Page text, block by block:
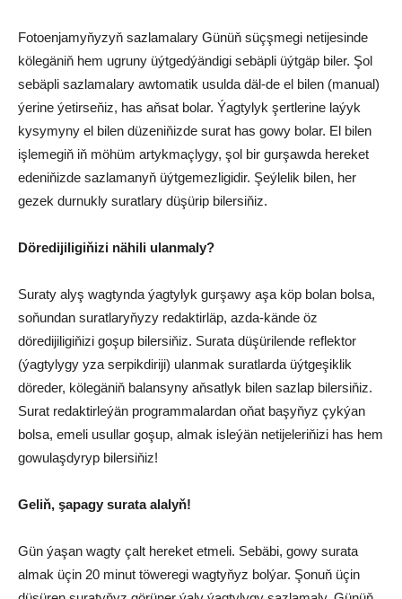
Fotoenjamyňyzyň sazlamalary Günüň süçşmegi netijesinde
kölegäniň hem ugruny üýtgedýändigi sebäpli üýtgäp biler. Şol
sebäpli sazlamalary awtomatik usulda däl-de el bilen (manual)
ýerine ýetirseňiz, has aňsat bolar. Ýagtylyk şertlerine laýyk
kysymyny el bilen düzeniňizde surat has gowy bolar. El bilen
işlemegiň iň möhüm artykmaçlygy, şol bir gurşawda hereket
edeniňizde sazlamanyň üýtgemezligidir. Şeýlelik bilen, her
gezek durnukly suratlary düşürip bilersiňiz.
Döredijiligiňizi nähili ulanmaly?
Suraty alyş wagtynda ýagtylyk gurşawy aşa köp bolan bolsa,
soňundan suratlaryňyzy redaktirläp, azda-kände öz
döredijiligiňizi goşup bilersiňiz. Surata düşürilende reflektor
(ýagtylygy yza serpikdiriji) ulanmak suratlarda üýtgeşiklik
döreder, kölegäniň balansyny aňsatlyk bilen sazlap bilersiňiz.
Surat redaktirleýän programmalardan oňat başyňyz çykýan
bolsa, emeli usullar goşup, almak isleýän netijeleriňizi has hem
gowulaşdyryp bilersiňiz!
Geliň, şapagy surata alalyň!
Gün ýaşan wagty çalt hereket etmeli. Sebäbi, gowy surata
almak üçin 20 minut töweregi wagtyňyz bolýar. Şonuň üçin